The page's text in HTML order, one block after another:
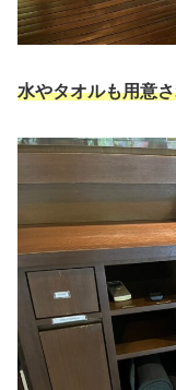
水やタオルも用意